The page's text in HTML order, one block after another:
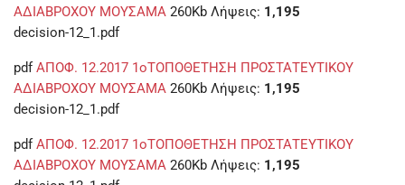
ΑΔΙΑΒΡΟΧΟΥ ΜΟΥΣΑΜΑ 260Kb Λήψεις: 1,195
decision-12_1.pdf
pdf ΑΠΟΦ. 12.2017 1οΤΟΠΟΘΕΤΗΣΗ ΠΡΟΣΤΑΤΕΥΤΙΚΟΥ
ΑΔΙΑΒΡΟΧΟΥ ΜΟΥΣΑΜΑ 260Kb Λήψεις: 1,195
decision-12_1.pdf
pdf ΑΠΟΦ. 12.2017 1οΤΟΠΟΘΕΤΗΣΗ ΠΡΟΣΤΑΤΕΥΤΙΚΟΥ
ΑΔΙΑΒΡΟΧΟΥ ΜΟΥΣΑΜΑ 260Kb Λήψεις: 1,195